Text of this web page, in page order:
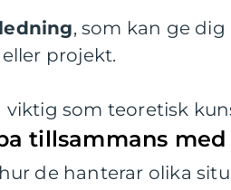
, som kan ge
projekt.
viktig som teoretisk
tillsammans
de hanterar olika